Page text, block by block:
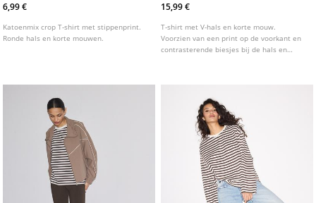
6,99 €
Katoenmix crop T-shirt met stippenprint.
Ronde hals en korte mouwen.
15,99 €
T-shirt met V-hals en korte mouw.
Voorzien van een print op de voorkant en
contrasterende biesjes bij de hals en